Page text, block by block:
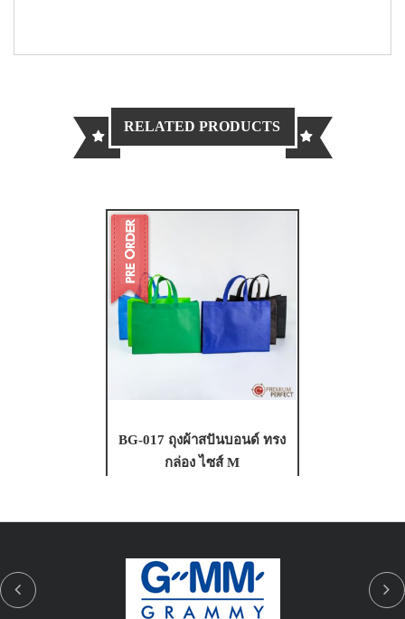
RELATED PRODUCTS
BG-017 ถุงผ้าสปันบอนด์ ทรง
กล่อง ไซส์ M